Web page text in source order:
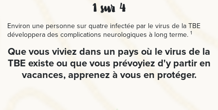
1 sur 4
Environ une personne sur quatre infectée par le virus de la TBE
développera des complications neurologiques à long terme. 1
Que vous viviez dans un pays où le virus de la
TBE existe ou que vous prévoyiez d'y partir en
vacances, apprenez à vous en protéger.